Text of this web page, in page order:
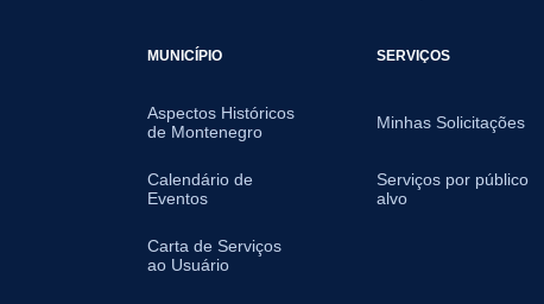
MUNICÍPIO
Aspectos Históricos
de Montenegro
Calendário de
Eventos
Carta de Serviços
ao Usuário
SERVIÇOS
Minhas Solicitações
Serviços por público
alvo